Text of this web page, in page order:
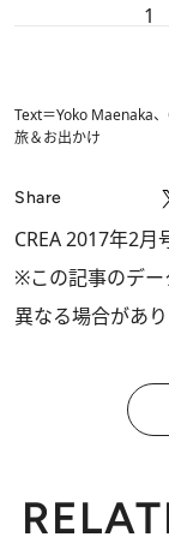
1
Text＝Yoko Maenaka
旅＆お出かけ
Share
CREA 2017年2月
※この記事のデー
異なる場合があり